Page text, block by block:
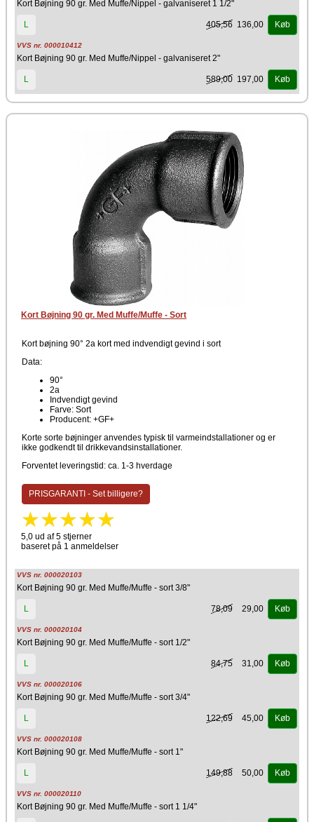
Kort Bøjning 90 gr. Med Muffe/Nippel - galvaniseret 1 1/2"
L 405,56 136,00 Køb
VVS nr. 000010412
Kort Bøjning 90 gr. Med Muffe/Nippel - galvaniseret 2"
L 589,00 197,00 Køb
Kort Bøjning 90 gr. Med Muffe/Muffe - Sort
Kort bøjning 90° 2a kort med indvendigt gevind i sort
Data:
90°
2a
Indvendigt gevind
Farve: Sort
Producent: +GF+
Korte sorte bøjninger anvendes typisk til varmeindstallationer og er
ikke godkendt til drikkevandsinstallationer.
Forventet leveringstid: ca. 1-3 hverdage
PRISGARANTI - Set billigere?
5,0 ud af 5 stjerner
baseret på 1 anmeldelser
VVS nr. 000020103
Kort Bøjning 90 gr. Med Muffe/Muffe - sort 3/8"
L 78,09 29,00 Køb
VVS nr. 000020104
Kort Bøjning 90 gr. Med Muffe/Muffe - sort 1/2"
L 84,75 31,00 Køb
VVS nr. 000020106
Kort Bøjning 90 gr. Med Muffe/Muffe - sort 3/4"
L 122,69 45,00 Køb
VVS nr. 000020108
Kort Bøjning 90 gr. Med Muffe/Muffe - sort 1"
L 149,88 50,00 Køb
VVS nr. 000020110
Kort Bøjning 90 gr. Med Muffe/Muffe - sort 1 1/4"